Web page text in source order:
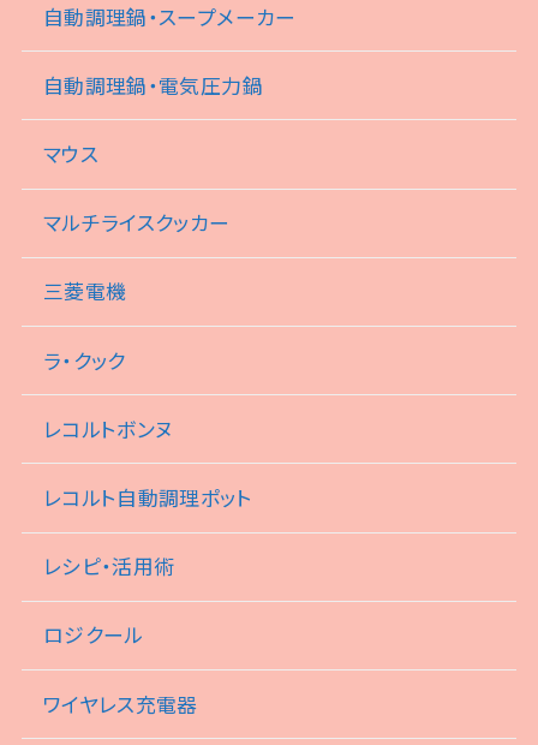
自動調理鍋・スープメーカー
自動調理鍋・電気圧力鍋
マウス
マルチライスクッカー
三菱電機
ラ・クック
レコルトボンヌ
レコルト自動調理ポット
レシピ・活用術
ロジクール
ワイヤレス充電器